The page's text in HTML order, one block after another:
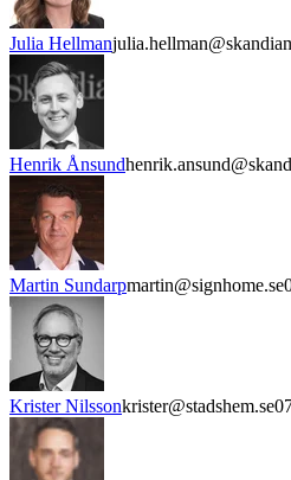
Julia Hellman
Henrik Ånsund
Martin Sundarpmartin@signhome.se
Krister Nilssonkrister@stadshem.se